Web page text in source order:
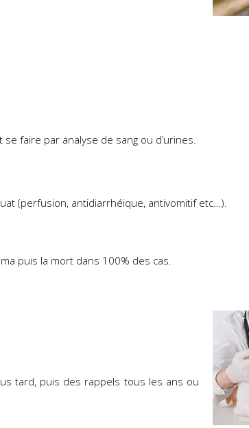
faire par analyse de sang ou d’urines.
(perfusion, antidiarrhéique, antivomitif etc…).
puis la mort dans 100% des cas.
tard, puis des rappels tous les ans ou